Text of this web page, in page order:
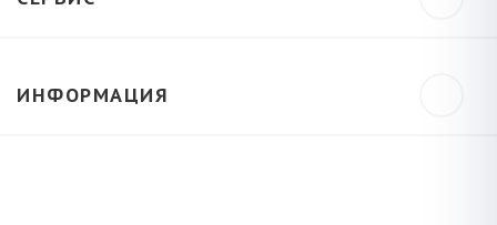
ИНФОРМАЦИЯ